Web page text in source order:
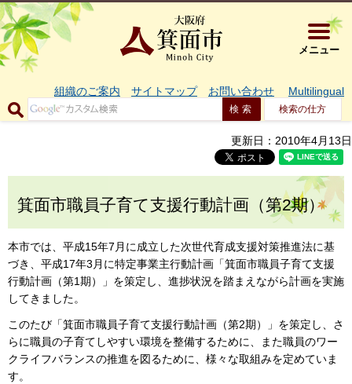
大阪府箕
メニュー
組織のご案内 サイトマップ お問い合わせ Multilingual
検索の仕方
更新日：2010年4月13日
箕面市職員子育て支援行動計画（第2期）
本市では、平成15年7月に成立した次世代育成支援対策推進法に基
づき、平成17年3月に特定事業主行動計画「箕面市職員子育て支援
行動計画（第1期）」を策定し、進捗状況を踏まえながら計画を実施
してきました。
このたび「箕面市職員子育て支援行動計画（第2期）」を策定し、さ
らに職員の子育てしやすい環境を整備するために、また職員のワー
クライフバランスの推進を図るために、様々な取組みを定めていま
す。